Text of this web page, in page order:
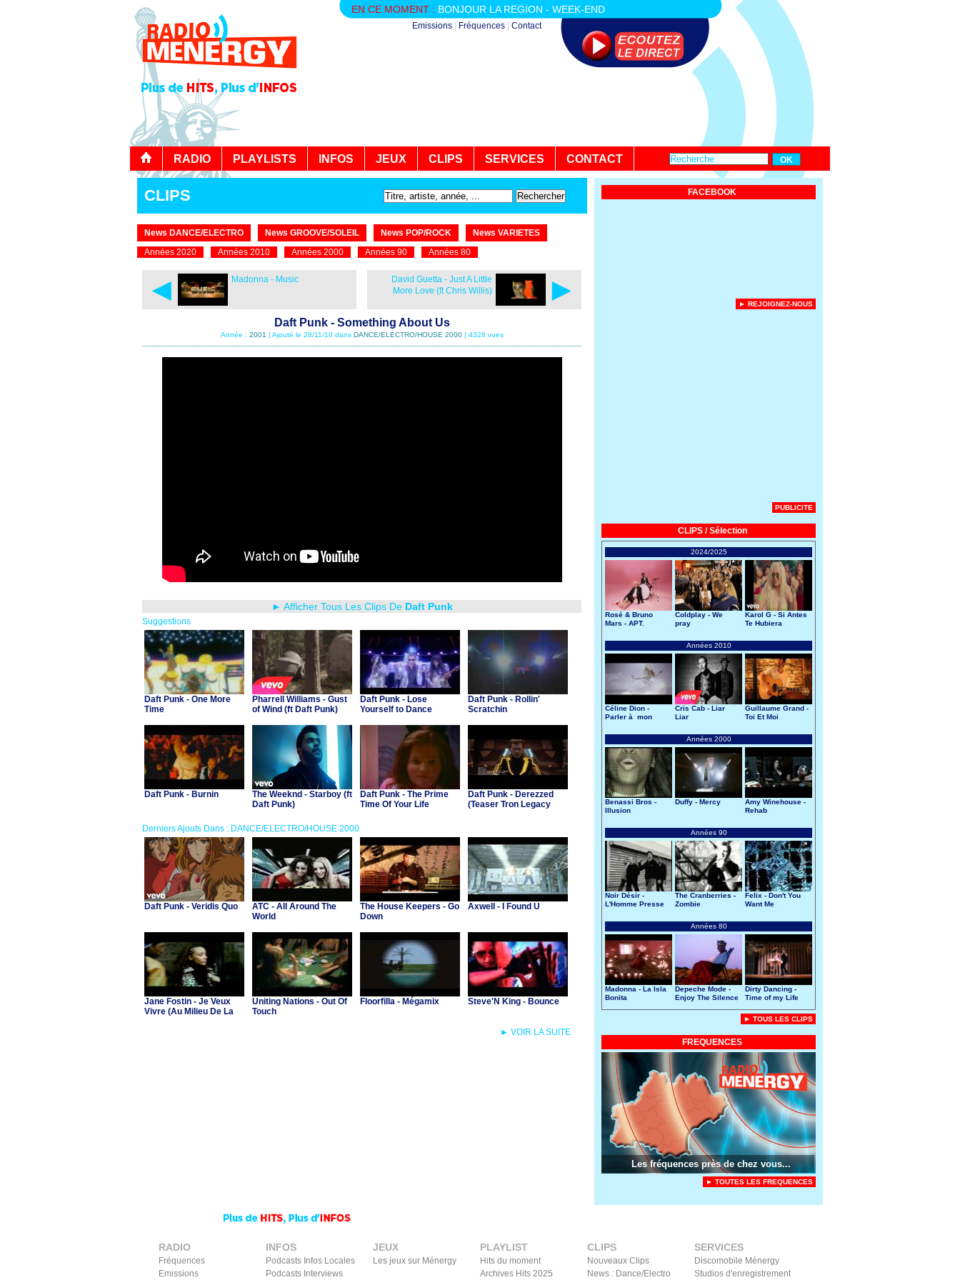
EN CE MOMENT : BONJOUR LA REGION - WEEK-END
Emissions Fréquences Contact
RADIO PLAYLISTS INFOS JEUX CLIPS SERVICES CONTACT
CLIPS
News DANCE/ELECTRO News GROOVE/SOLEIL News POP/ROCK
News VARIETES
Années 2020
Années 2010 Années 2000 Années 90 Années 80
◄ Madonna - Music ►
David Guetta - Just A Little
More Love (ft Chris Willis)
Daft Punk - Something About Us
Année : 2001 | Ajouté le 28/11/10 dans DANCE/ELECTRO/HOUSE 2000| 4328 vues
► Afficher Tous Les Clips De Daft Punk
Suggestions
Daft Punk - One More
Time
Pharrell Williams - Gust
of Wind (ft Daft Punk)
Daft Punk - Lose
Yourself to Dance
Daft Punk - Rollin'
Scratchin
Daft Punk - Burnin
The Weeknd - Starboy (ft
Daft Punk)
Daft Punk - The Prime
Time Of Your Life
Daft Punk - Derezzed
(Teaser Tron Legacy
Derniers Ajouts Dans : DANCE/ELECTRO/HOUSE 2000
Daft Punk - Veridis Quo
ATC - All Around The
World
The House Keepers - Go
Down
Axwell - I Found U
Jane Fostin - Je Veux
Vivre (Au Milieu De La
Uniting Nations - Out Of
Touch
Floorfilla - Mégamix Steve'N King - Bounce
► VOIR LA SUITE
FACEBOOK
► REJOIGNEZ-NOUS
PUBLICITE
CLIPS / Sélection
2024/2025
Rosé & Bruno
Mars - APT.
Coldplay - We
pray
Karol G - Si Antes
Te Hubiera
Années 2010
Céline Dion -
Parler à mon
Cris Cab - Liar
Liar
Guillaume Grand -
Toi Et Moi
Années 2000
Benassi Bros -
Illusion
Duffy - Mercy
Amy Winehouse -
Rehab
Années 90
Noir Désir -
L'Homme Presse
The Cranberries -
Zombie
Felix - Don't You
Want Me
Années 80
Madonna - La Isla
Bonita
Depeche Mode -
Enjoy The Silence
Dirty Dancing -
Time of my Life
► TOUS LES CLIPS
FREQUENCES
Les fréquences près de chez vous...
► TOUTES LES FREQUENCES
RADIO
Fréquences
Emissions
INFOS
Podcasts Infos Locales
Podcasts Interviews
JEUX
Les jeux sur Ménergy
PLAYLIST
Hits du moment
Archives Hits 2025
CLIPS
Nouveaux Clips
News : Dance/Electro
SERVICES
Discomobile Ménergy
Studios d'enregistrement